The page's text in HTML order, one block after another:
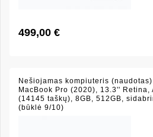
499,00 €
Nešiojamas kompiuteris (naudotas)
MacBook Pro (2020), 13.3'' Retina,
(14145 taškų), 8GB, 512GB,
(būklė 9/10)